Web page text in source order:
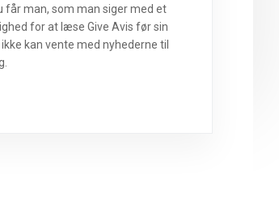
får man, som man siger med et
for at læse Give Avis før sin
kan vente med nyhederne til